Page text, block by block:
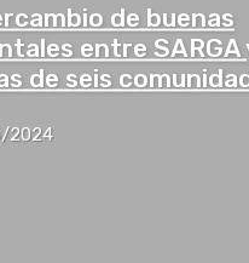
de buenas
entre SARGA
de seis
2024